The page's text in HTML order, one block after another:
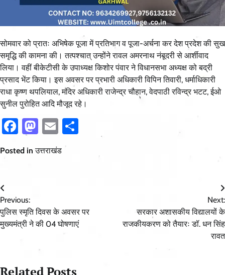
सोमवार को प्रातः अभिषेक पूजा में प्रतिभाग व पूजा-अर्चना कर देश प्रदेश की सुख
समृद्धि की कामना की। तत्पश्चात् उन्होंने रावल अमरनाथ नंबूदरी से आर्शीवाद
लिया। वहीं बीकेटीसी के उपाध्यक्ष किशोर पंवार ने विधानसभा अध्यक्ष को बद्री
प्रसाद भेंट किया। इस अवसर पर प्रभारी अधिकारी विपिन तिवारी, धर्माधिकारी
राधा कृष्ण थपलियाल, मंदिर अधिकारी राजेन्द्र चौहान, वेदपाठी रविन्द्र भटट, ईओ
सुनील पुरोहित आदि मौजूद रहे।
Facebook
Mastodon
Email
Posted inउत्तराखंड
Post
navigation
Previous:
पुलिस स्मृति दिवस के अवसर पर
मुख्यमंत्री ने की 04 घोषणाएं
Next:
सरकार अशासकीय विद्यालयों के
राजकीयकरण को तैयारः डॉ. धन सिंह
रावत
Related Posts